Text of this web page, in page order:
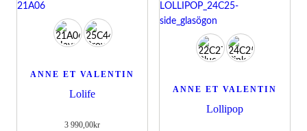
ANNE ET VALENTIN
Lolife
3 990,00kr
ANNE ET VALENTIN
Lollipop